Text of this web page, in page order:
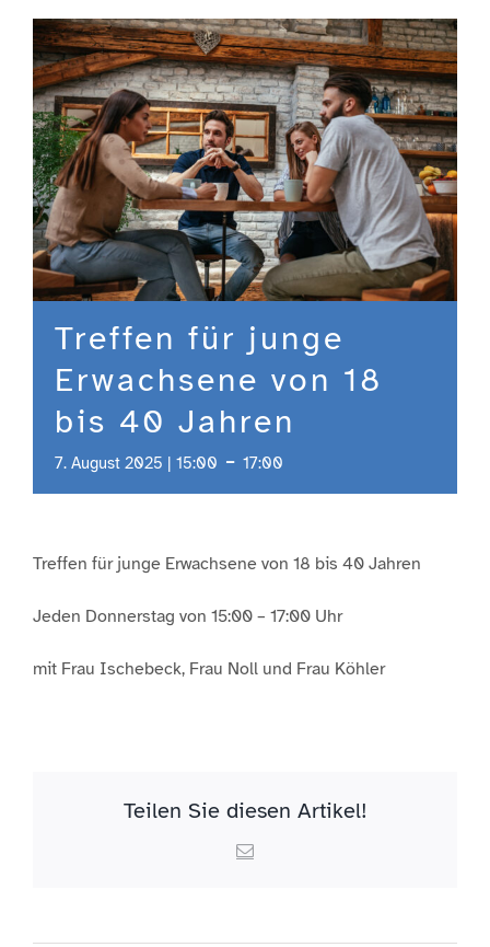
Engagement
Aktuelles
Jobs
Information
KontaktTreffen für junge
Erwachsene von 18
bis 40 Jahren
7. August 2025 | 15:00 - 17:00
Treffen für junge Erwachsene von 18 bis 40 Jahren
Jeden Donnerstag von 15:00 – 17:00 Uhr
mit Frau Ischebeck, Frau Noll und Frau Köhler
Teilen Sie diesen Artikel!
Email